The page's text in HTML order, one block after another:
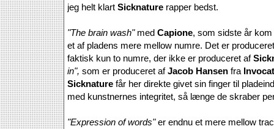
jeg helt klart Sicknature rapper bedst.
"The brain wash"med Capione, som sidste år
et af pladens mere mellow numre. Det er
faktisk kun to numre, der ikke er produceret af
in", som er produceret afJacob Hansen fra
Sicknature får her direkte givet sin finger til
med kunstnernes integritet, så længe de skraber
"Expression of words"er endnu et mere mellow